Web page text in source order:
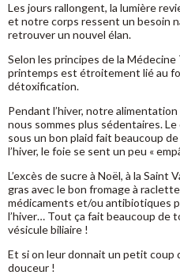
Les jours rallongent, la lumière
et notre corps ressent un besoin
retrouver un nouvel élan.
Selon les principes de la
printemps est étroitement lié au
détoxification.
Pendant l’hiver, notre
nous sommes plus sédentaires.
sous un bon plaid fait beaucoup
l’hiver, le foie se sent un peu «
L’excès de sucre à Noël, à la Saint
gras avec le bon fromage à
médicaments et/ou antibiotiques
l’hiver… Tout ça fait beaucoup
vésicule biliaire !
Et si on leur donnait un petit
douceur !